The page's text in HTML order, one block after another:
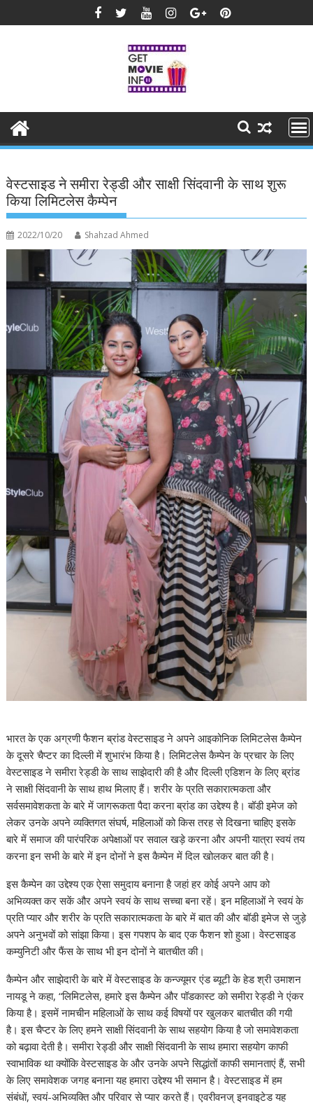
to
वेस्टसाइड ने समीरा रेड्डी और साक्षी सिंदवानी के साथ शुरू
किया लिमिटलेस कैम्पेन
2022/10/20 Shahzad Ahmed
भारत के एक अग्रणी फैशन ब्रांड वेस्टसाइड ने अपने आइकोनिक लिमिटलेस कैम्पेन
के दूसरे चैप्टर का दिल्ली में शुभारंभ किया है। लिमिटलेस कैम्पेन के प्रचार के लिए
वेस्टसाइड ने समीरा रेड्डी के साथ साझेदारी की है और दिल्ली एडिशन के लिए ब्रांड
ने साक्षी सिंदवानी के साथ हाथ मिलाए हैं। शरीर के प्रति सकारात्मकता और
सर्वसमावेशकता के बारे में जागरूकता पैदा करना ब्रांड का उद्देश्य है। बॉडी इमेज को
लेकर उनके अपने व्यक्तिगत संघर्ष, महिलाओं को किस तरह से दिखना चाहिए इसके
बारे में समाज की पारंपरिक अपेक्षाओं पर सवाल खड़े करना और अपनी यात्रा स्वयं तय
करना इन सभी के बारे में इन दोनों ने इस कैम्पेन में दिल खोलकर बात की है।
इस कैम्पेन का उद्देश्य एक ऐसा समुदाय बनाना है जहां हर कोई अपने आप को
अभिव्यक्त कर सकें और अपने स्वयं के साथ सच्चा बना रहें। इन महिलाओं ने स्वयं के
प्रति प्यार और शरीर के प्रति सकारात्मकता के बारे में बात की और बॉडी इमेज से जुड़े
अपने अनुभवों को सांझा किया। इस गपशप के बाद एक फैशन शो हुआ। वेस्टसाइड
कम्युनिटी और फैंस के साथ भी इन दोनों ने बातचीत की।
कैम्पेन और साझेदारी के बारे में वेस्टसाइड के कन्ज्यूमर एंड ब्यूटी के हेड श्री उमाशन
नायडू ने कहा, “लिमिटलेस, हमारे इस कैम्पेन और पॉडकास्ट को समीरा रेड्डी ने एंकर
किया है। इसमें नामचीन महिलाओं के साथ कई विषयों पर खुलकर बातचीत की गयी
है। इस चैप्टर के लिए हमने साक्षी सिंदवानी के साथ सहयोग किया है जो समावेशकता
को बढ़ावा देती है। समीरा रेड्डी और साक्षी सिंदवानी के साथ हमारा सहयोग काफी
स्वाभाविक था क्योंकि वेस्टसाइड के और उनके अपने सिद्धांतों काफी समानताएं हैं, सभी
के लिए समावेशक जगह बनाना यह हमारा उद्देश्य भी समान है। वेस्टसाइड में हम
संबंधों, स्वयं-अभिव्यक्ति और परिवार से प्यार करते हैं। एवरीवनज् इनवाइटेड यह